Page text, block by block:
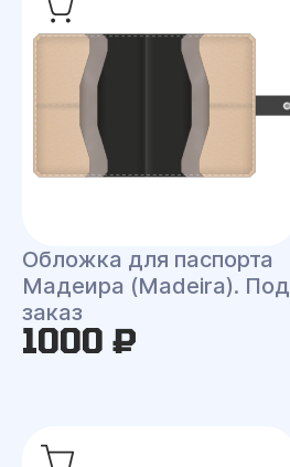
Обложка для паспорта
Мадеира (Madeira). Под
заказ
1000 ₽